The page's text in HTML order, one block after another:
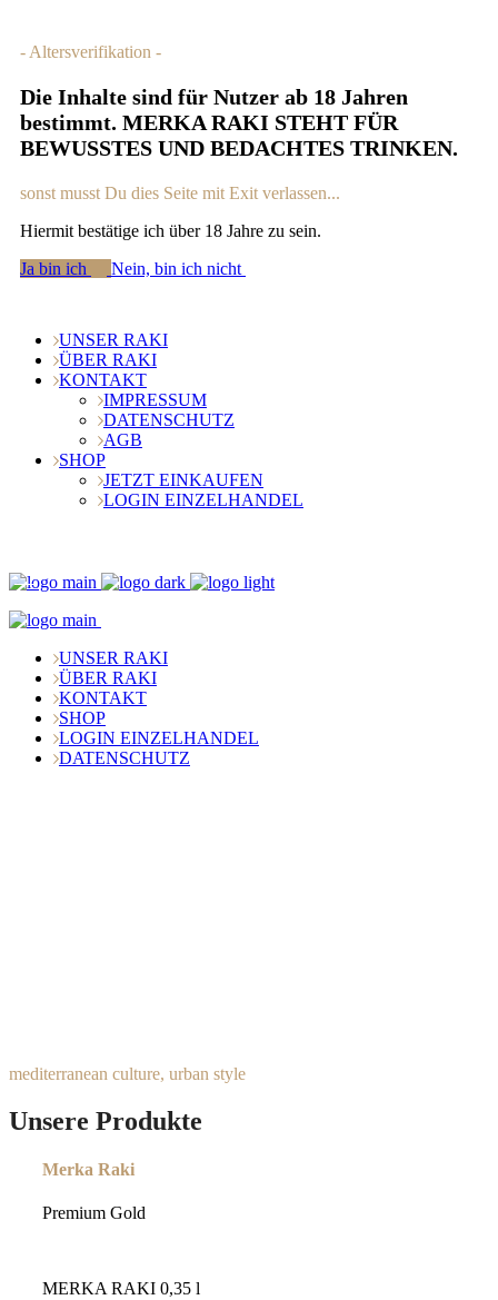
- Altersverifikation -
Die Inhalte sind für Nutzer ab 18 Jahren
bestimmt. MERKA RAKI STEHT FÜR
BEWUSSTES UND BEDACHTES TRINKEN.
sonst musst Du dies Seite mit Exit verlassen...
Hiermit bestätige ich über 18 Jahre zu sein.
Ja bin ich
Nein, bin ich nicht
UNSER RAKI
ÜBER RAKI
KONTAKT
IMPRESSUM
DATENSCHUTZ
AGB
SHOP
JETZT EINKAUFEN
LOGIN EINZELHANDEL
UNSER RAKI
ÜBER RAKI
KONTAKT
SHOP
LOGIN EINZELHANDEL
DATENSCHUTZ
SHOP
mediterranean culture, urban style
Unsere Produkte
Merka Raki
Premium Gold
MERKA RAKI 0,35 l